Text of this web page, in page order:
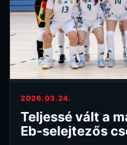
2026.03.24.
Teljessé vált a
Eb-selejtezős